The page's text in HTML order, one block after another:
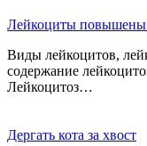
Лейкоциты повышены
Виды лейкоцитов,
содержание
Лейкоцитоз…
Дергать кота за хвост